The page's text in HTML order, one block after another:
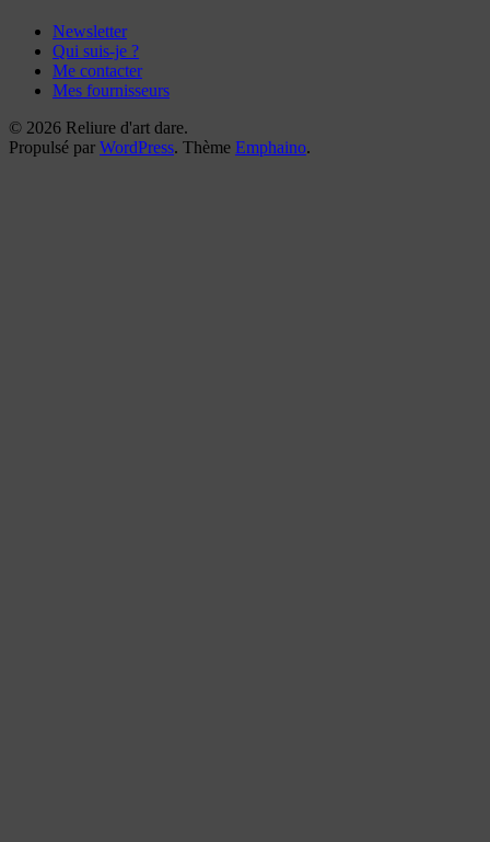
Newsletter
Qui suis-je ?
Me contacter
Mes fournisseurs
© 2026 Reliure d'art dare.
Propulsé par WordPress. Thème Emphaino.